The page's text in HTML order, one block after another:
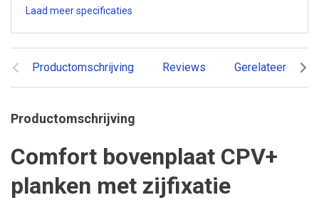
Productomschrijving Reviews Gerelateerde
Productomschrijving
Comfort bovenplaat CPV+
planken met zijfixatie
Laad meer specificaties